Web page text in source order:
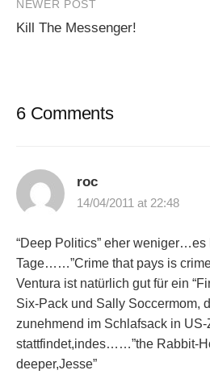
NEWER POST
Kill The Messenger!
6 Comments
roc
14/04/2011 at 22:48
“Deep Politics” eher
Tage……”Crime that pays is
Ventura ist natürlich gut für ein
Six-Pack und Sally Soccermom,
zunehmend im Schlafsack in US-
stattfindet,indes……”the Rabbit-
deeper,Jesse”